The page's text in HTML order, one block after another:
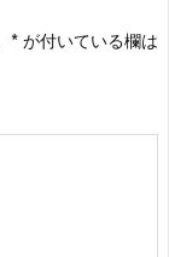
* が付いている欄は